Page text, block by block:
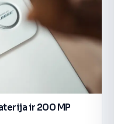
ir 200 MP